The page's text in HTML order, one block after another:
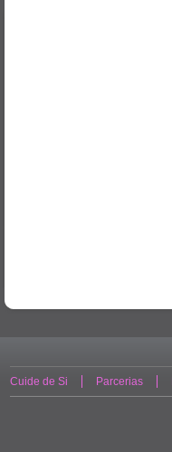
Cuide de Si Parcerias